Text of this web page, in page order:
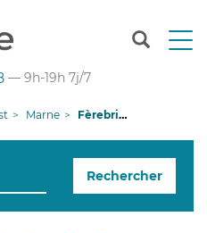
T
n
g
— 9h-19h 7j/7
Marne Fèrebrianges
Rechercher